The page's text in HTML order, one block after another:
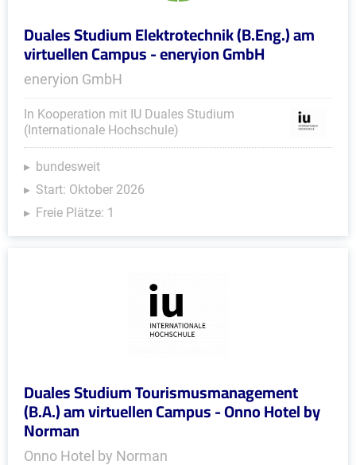
Duales Studium Elektrotechnik (B.Eng.) am
virtuellen Campus - eneryion GmbH
eneryion GmbH
In Kooperation mit IU Duales Studium
(Internationale Hochschule)
bundesweit
Start: Oktober 2026
Freie Plätze: 1
Duales Studium Tourismusmanagement
(B.A.) am virtuellen Campus - Onno Hotel by
Norman
Onno Hotel by Norman